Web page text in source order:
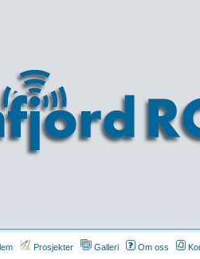
Prosjekter Galleri Om oss